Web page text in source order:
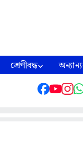
শ্রেণীবদ্ধ অন্যান্য